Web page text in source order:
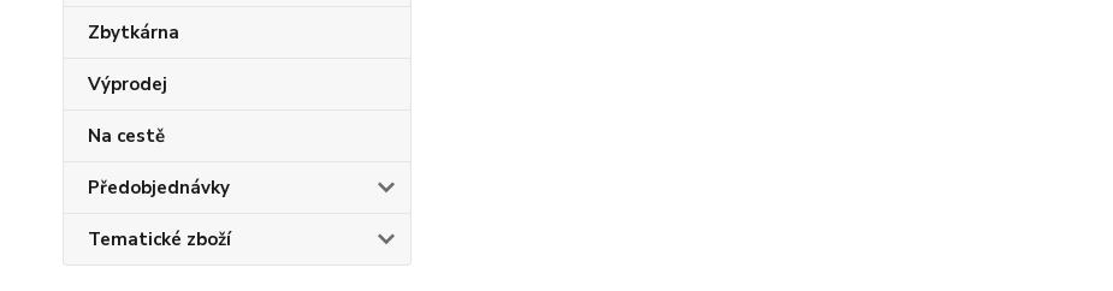
Zbytkárna
Výprodej
Na cestě
Předobjednávky
Tematické zboží